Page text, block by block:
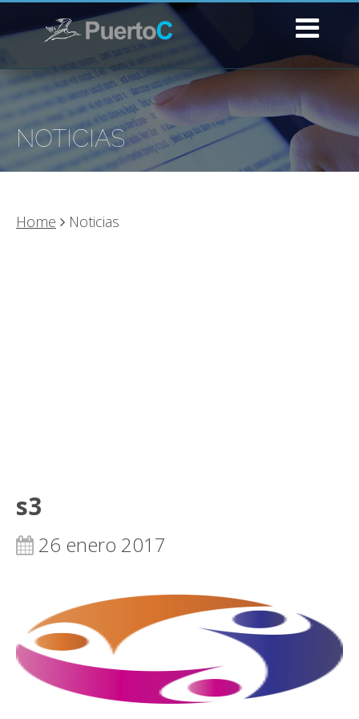
NOTICIAS
Home Noticias
s3
26 enero 2017